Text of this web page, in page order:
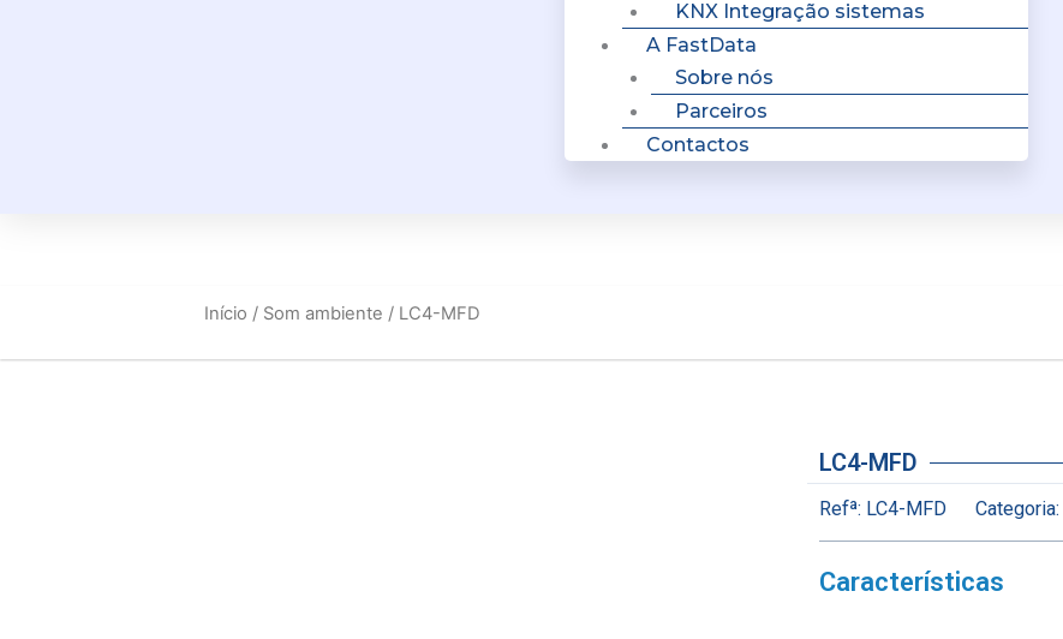
KNX Integração sistemas
A FastData
Sobre nós
Parceiros
Contactos
Início / Som ambiente / LC4-MFD
LC4-MFD
Refª: LC4-MFD Categoria:
Características